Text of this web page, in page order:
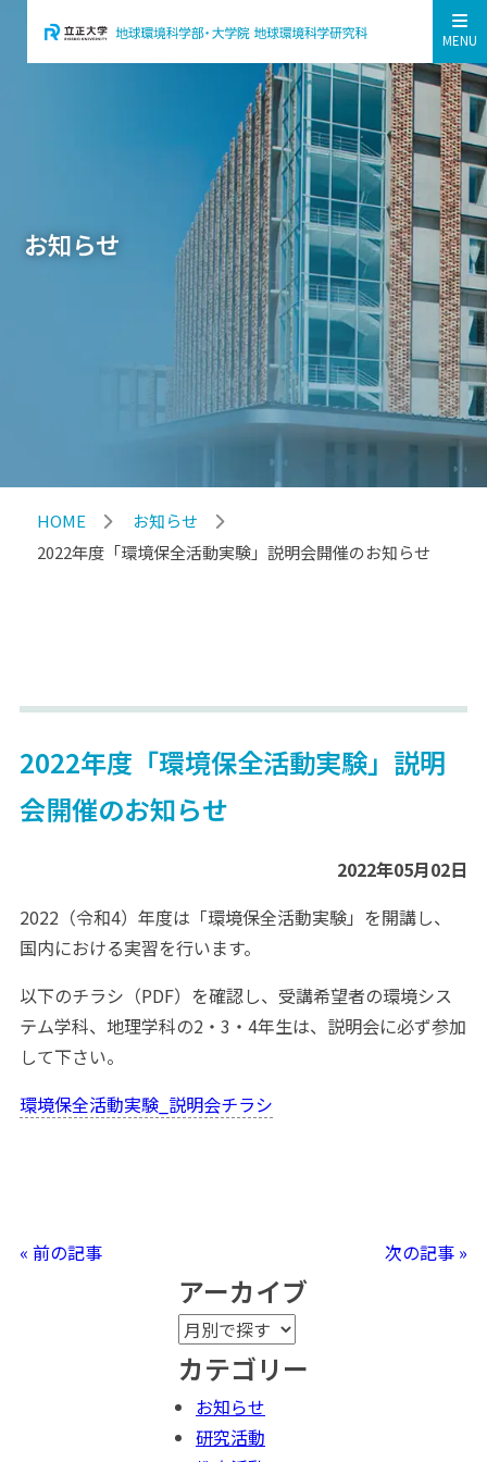
MENU
お知らせ
HOME
お知らせ
2022年度「環境保全活動実験」説明会開催のお知らせ
2022年度「環境保全活動実験」説明
会開催のお知らせ
2022年05月02日
2022（令和4）年度は「環境保全活動実験」を開講し、
国内における実習を⾏います。
以下のチラシ（PDF）を確認し、受講希望者の環境シス
テム学科、地理学科の2・3・4年生は、説明会に必ず参加
して下さい。
環境保全活動実験_説明会チラシ
« 前の記事 次の記事 »
アーカイブ
カテゴリー
お知らせ
研究活動